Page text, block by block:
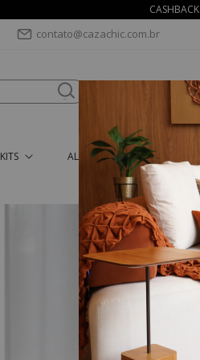
contato@cazachic.com.br
KITS ALMOFADAS